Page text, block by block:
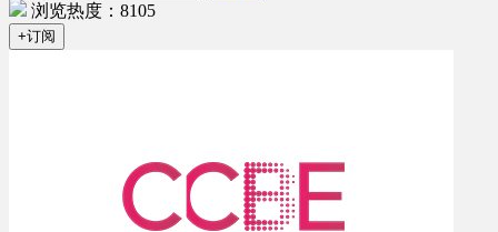
浏览热度：8105
+订阅